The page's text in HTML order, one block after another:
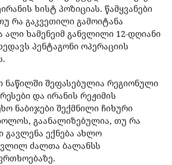
ხისტ პოზიციას. წამყვანები
რა გაკვეთილი გამოიტანა
ალი ხამენეიმ განვლილი 12-დღიანი
პენტაგონი ოპერაციის
ნაწილში შეფასებულია რეგიონული
და ირანის რეჟიმის
ნაბიჯები შექმნილი ჩიხური
გაანალიზებულია, თუ რა
გავლენა ექნება ახლო
ძალთა ბალანსს